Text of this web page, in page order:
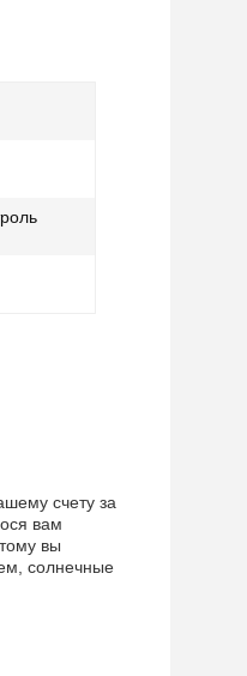
счету за
вам
вы
солнечные